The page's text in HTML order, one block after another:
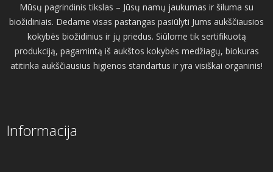
Mūsų pagrindinis tikslas – Jūsų namų jaukumas ir šiluma su
biožidiniais. Dedame visas pastangas pasiūlyti Jums aukščiausios
kokybės biožidinius ir jų priedus. Siūlome tik sertifikuotą
produkciją, pagamintą iš aukštos kokybės medžiagų, biokuras
atitinka aukščiausius higienos standartus ir yra visiškai organinis!
Informacija